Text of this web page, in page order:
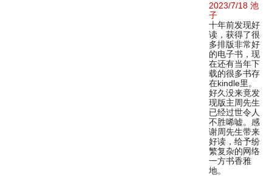
2023/7/18 池
子
十年前发现好
读，获得了很
多排版非常好
的电子书，现
在还有当年下
载的很多书存
在kindle里。
好久没来竟发
现版主周先生
已经过世令人
不胜唏嘘。感
谢周先生带来
好读，给予纷
繁复杂的网络
一方书香雅
地。